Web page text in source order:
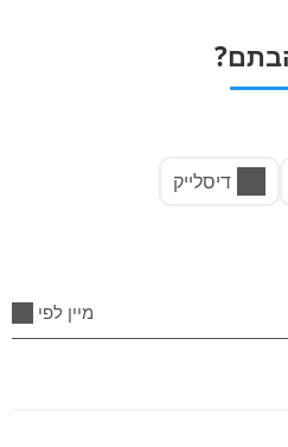
דיסלייק
מיין לפי